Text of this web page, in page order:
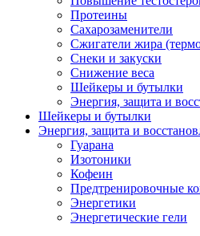
Протеины
Сахарозаменители
Сжигатели жира
Снеки и закуски
Снижение веса
Шейкеры и бутылки
Энергия, защита и
Шейкеры и бутылки
Энергия, защита и
Гуарана
Изотоники
Кофеин
Предтренировочные
Энергетики
Энергетические гели